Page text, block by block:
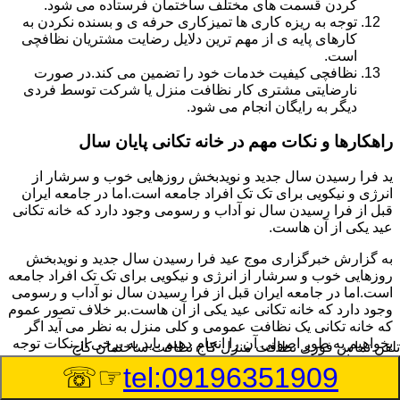
کردن قسمت های مختلف ساختمان فرستاده می شود.
توجه به ریزه کاری ها تمیزکاری حرفه ی و بسنده نکردن به
کارهای پایه ی از مهم ترین دلایل رضایت مشتریان نظافچی
است.
نظافچی کیفیت خدمات خود را تضمین می کند.در صورت
نارضایتی مشتری کار نظافت منزل یا شرکت توسط فردی
دیگر به رایگان انجام می شود.
راهکارها و نکات مهم در خانه تکانی پایان سال
ید فرا رسیدن سال جدید و نویدبخش روزهایی خوب و سرشار از
انرژی و نیکویی برای تک تک افراد جامعه است.اما در جامعه ایران
قبل از فرا رسیدن سال نو آداب و رسومی وجود دارد که خانه تکانی
عید یکی از آن هاست.
به گزارش خبرگزاری موج عید فرا رسیدن سال جدید و نویدبخش
روزهایی خوب و سرشار از انرژی و نیکویی برای تک تک افراد جامعه
است.اما در جامعه ایران قبل از فرا رسیدن سال نو آداب و رسومی
وجود دارد که خانه تکانی عید یکی از آن هاست.بر خلاف تصور عموم
که خانه تکانی یک نظافت عمومی و کلی منزل به نظر می آید اگر
بخواهیم به طور اصولی آن را انجام دهیم باید به برخی از نکات توجه
بیشتر داشته باشیم.
نکات مهم در خانه تکانی در اولین قدم به همه خانم ها پیشنهاد می
تلفن تماس فورینظافت منزل کاج نظافت ساختمان کاج
tel:09196351909
☞☏